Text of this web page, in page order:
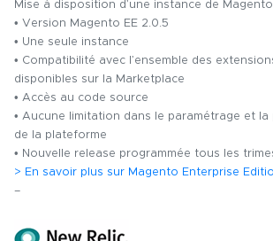
Mise à disposition d’une instance de
• Version Magento EE 2.0.5
• Une seule instance
• Compatibilité avec l’ensemble des
disponibles sur la Marketplace
• Accès au code source
• Aucune limitation dans le paramétrage et
de la plateforme
• Nouvelle release programmée tous les
> En savoir plus sur Magento Enterprise
–